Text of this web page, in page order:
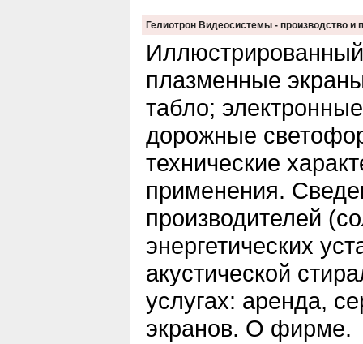
Гелиотрон Видеосистемы - производство
плазменные
табло;
дорожные
технические
применения.
производителей
энергетических
акустической
услугах: аренда,
экранов. О фирме.